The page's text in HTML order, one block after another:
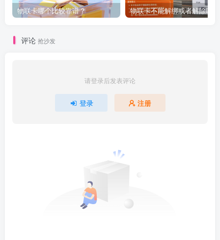
物联卡哪个比较靠谱？ 物联卡不能解绑或者解除吗？
评论 抢沙发
请登录后发表评论
登录 注册